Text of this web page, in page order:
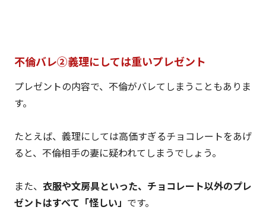
不倫バレ②義理にしては重いプレゼント
プレゼントの内容で、不倫がバレてしまうこともありま
す。
たとえば、義理にしては高価すぎるチョコレートをあげ
ると、不倫相手の妻に疑われてしまうでしょう。
また、 衣服や文房具といった、チョコレート以外のプレ
ゼントはすべて「怪しい」 です。